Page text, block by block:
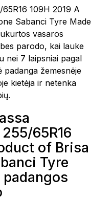
109H 2019 A
Sabanci Tyre Made
vasaros
parodo, kai lauke
nei 7 laipsniai pagal
padanga žemesnėje
kietėja ir netenka
65R16
of Brisa
Tyre
padangos